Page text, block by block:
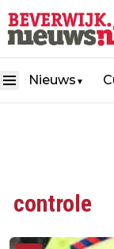
Nieuws ▼
controle